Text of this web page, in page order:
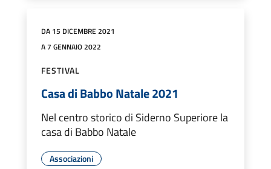
DA 15 DICEMBRE 2021
A 7 GENNAIO 2022
FESTIVAL
Casa di Babbo Natale 2021
Nel centro storico di Siderno Superiore la
casa di Babbo Natale
Associazioni